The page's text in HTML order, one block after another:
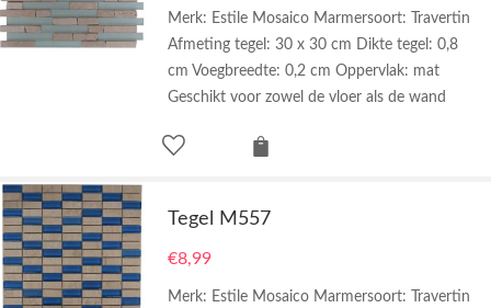
Merk: Estile Mosaico Marmersoort: Travertin
Afmeting tegel: 30 x 30 cm Dikte tegel: 0,8
cm Voegbreedte: 0,2 cm Oppervlak: mat
Geschikt voor zowel de vloer als de wand
Tegel M557
€8,99
Merk: Estile Mosaico Marmersoort: Travertin